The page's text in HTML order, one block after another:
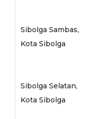
Sibolga Sambas,
Kota Sibolga
Sibolga Selatan,
Kota Sibolga